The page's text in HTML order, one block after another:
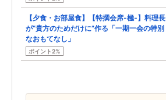
【夕食・お部屋食】【特撰会席‐極‐】料理長
が“貴方のためだけに”作る「一期一会の特別
なおもてなし」
ポイント2%